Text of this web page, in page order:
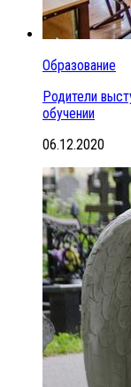
Образование
Родители
обучении
06.12.2020